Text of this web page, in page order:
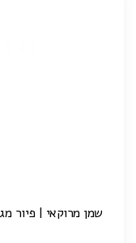
שמן מרוקאי | פיור